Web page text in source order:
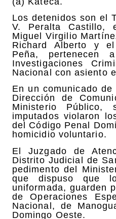
Los detenidos son el
V. Peralta Castillo,
Miguel Virgilio
Richard Alberto y
Peña, pertenecen
Investigaciones
Nacional con asiento
En un comunicado
Dirección de
Ministerio
imputados violaron
del Código Penal
homicidio voluntario.
El Juzgado de
Distrito Judicial de
pedimento del
que dispuso que
uniformada, guarden
de Operaciones
Nacional, de
Domingo Oeste.